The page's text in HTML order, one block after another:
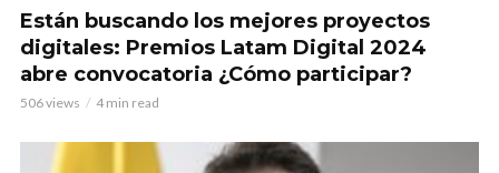
Están buscando los mejores proyectos
digitales: Premios Latam Digital 2024
abre convocatoria ¿Cómo participar?
506 views 4 min read